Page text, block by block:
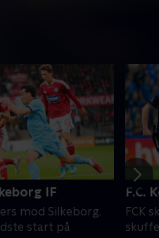
IF
mod Silkeborg.
start på
F.C.
FCK